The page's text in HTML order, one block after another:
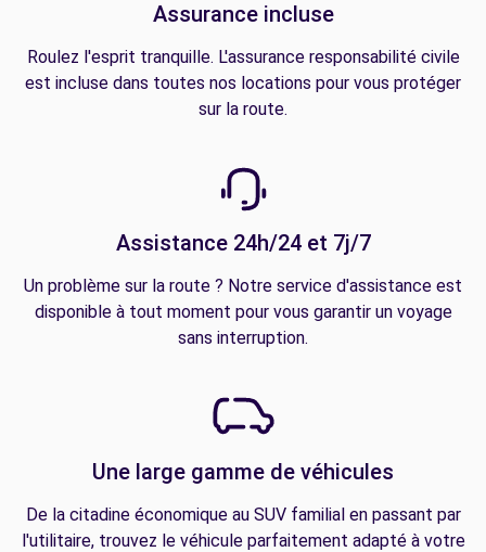
Assurance incluse
Roulez l'esprit tranquille. L'assurance responsabilité civile
est incluse dans toutes nos locations pour vous protéger
sur la route.
Assistance 24h/24 et 7j/7
Un problème sur la route ? Notre service d'assistance est
disponible à tout moment pour vous garantir un voyage
sans interruption.
Une large gamme de véhicules
De la citadine économique au SUV familial en passant par
l'utilitaire, trouvez le véhicule parfaitement adapté à votre